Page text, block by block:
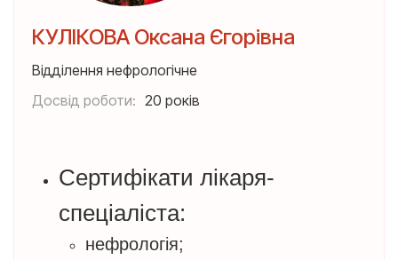
КУЛІКОВА Оксана Єгорівна
Відділення нефрологічне
Досвід роботи: 20 років
Сертифікати лікаря-
спеціаліста:
нефрологія;